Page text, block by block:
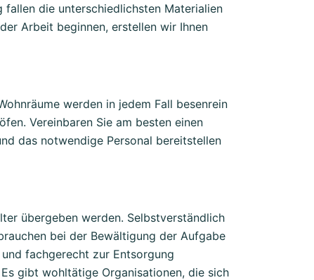
fallen die unterschiedlichsten Materialien
Arbeit beginnen, erstellen wir Ihnen
werden in jedem Fall besenrein
Vereinbaren Sie am besten einen
das notwendige Personal bereitstellen
übergeben werden. Selbstverständlich
bei der Bewältigung der Aufgabe
fachgerecht zur Entsorgung
gibt wohltätige Organisationen, die sich